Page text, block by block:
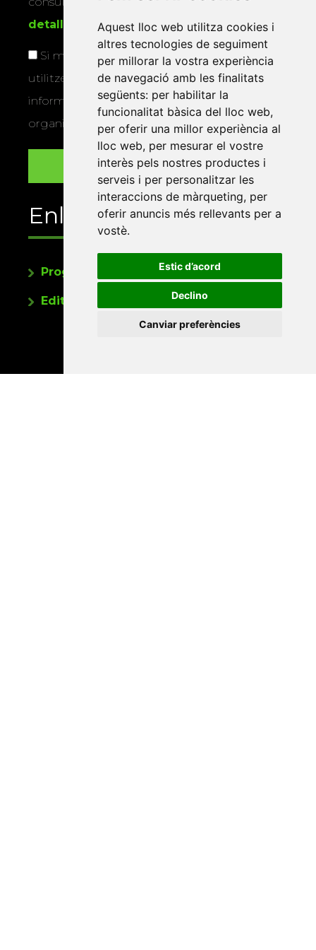
Aquest lloc web utilitza cookies i
altres tecnologies de seguiment
per millorar la vostra experiència
de navegació amb les finalitats
següents: per habilitar la
funcionalitat bàsica del lloc web,
per oferir una millor experiència al
lloc web, per mesurar el vostre
interès pels nostres productes i
serveis i per personalitzar les
interaccions de màrqueting, per
oferir anuncis més rellevants per a
vostè.
Estic d’acord
Declino
Canviar preferències
detallada sobre protecció de dades.
Si marqueu aquesta casella, consentiu que
utilitzem les vostres dades per a enviar-vos
informació sobre els actes i activitats que
organitza la Xarxa Vives.
Enllaços
Programa de publicacions
Editorials universitàries a Twitter